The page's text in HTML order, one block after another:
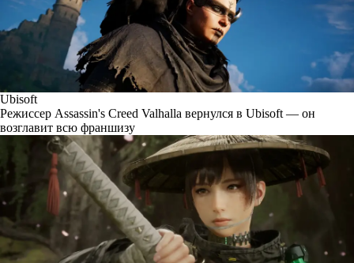
Ubisoft
Режиссер Assassin's Creed Valhalla вернулся в Ubisoft — он
возглавит всю франшизу